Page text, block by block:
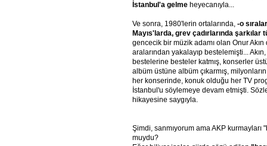
İstanbul'a gelme heyecanıyla...
Ve sonra, 1980'lerin ortalarında, -o
Mayıs'larda, grev çadırlarında
gencecik bir müzik adamı olan Onur Akın
aralarından yakalayıp bestelemişti...
bestelerine besteler katmış, konserler
albüm üstüne albüm çıkarmış,
her konserinde, konuk olduğu her TV
İstanbul'u söylemeye devam etmişti.
hikayesine saygıyla.
Şimdi, sanmıyorum ama AKP kurmayları
muydu?